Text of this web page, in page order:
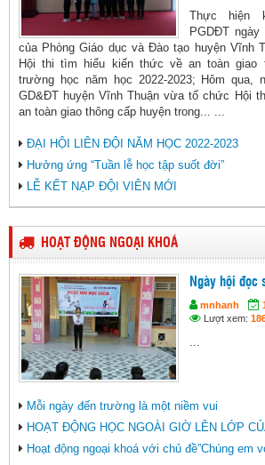
Thực hiện
PGDĐT ngày
của Phòng Giáo dục và Đào tạo huyện Vĩnh
Hội thi tìm hiểu kiến thức về an toàn giao
trường học năm học 2022-2023; Hôm qua,
GD&ĐT huyện Vĩnh Thuận vừa tổ chức Hội
an toàn giao thông cấp huyện trong... ...
ĐẠI HỘI LIÊN ĐỘI NĂM HỌC 2022-2023
Hưởng ứng “Tuần lễ học tập suốt đời”
LỄ KẾT NẠP ĐỘI VIÊN MỚI
HOẠT ĐỘNG NGOẠI KHOÁ
Ngày hội đọc
mnhanh
Lượt xem:
Mỗi ngày đến trường là một niềm vui
HOẠT ĐỘNG HỌC NGOÀI GIỜ LÊN LỚP
Hoạt động ngoại khoá với chủ đề”Chúng em